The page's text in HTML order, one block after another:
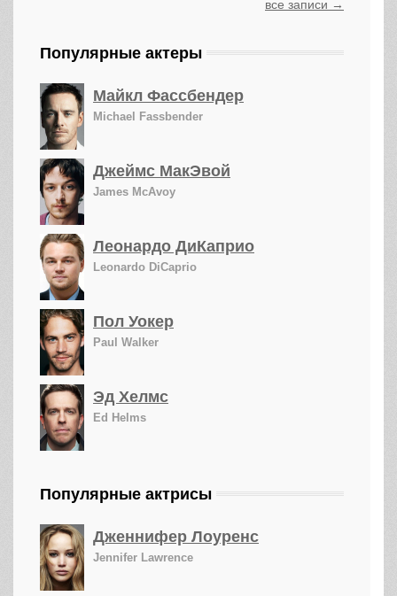
все записи →
Популярные актеры
Майкл Фассбендер
Michael Fassbender
Джеймс МакЭвой
James McAvoy
Леонардо ДиКаприо
Leonardo DiCaprio
Пол Уокер
Paul Walker
Эд Хелмс
Ed Helms
Популярные актрисы
Дженнифер Лоуренс
Jennifer Lawrence